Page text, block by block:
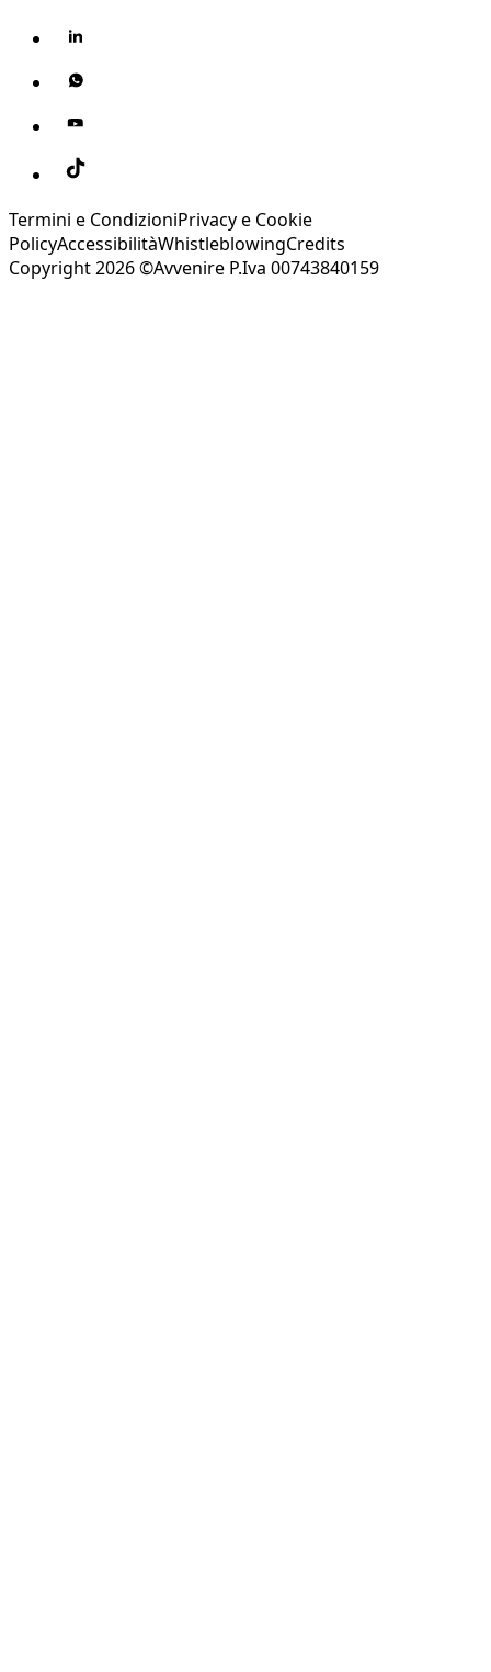
Termini e CondizioniPrivacy e Cookie
PolicyAccessibilitàWhistleblowingCredits
Copyright 2026 ©Avvenire P.Iva 00743840159